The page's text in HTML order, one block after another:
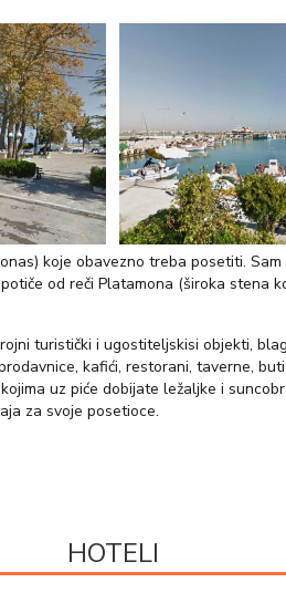
koje obavezno treba posetiti.
od reči Platamona (široka stena
turistički i ugostiteljskisi objekti,
kafići, restorani, taverne,
uz piće dobijate ležaljke i
za svoje posetioce.
HOTELI